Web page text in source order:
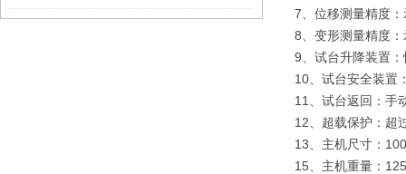
7、位移测量精度
8、变形测量精度
9、试台升降装置
10、试台安全装置
11、试台返回：手
12、超载保护：超
13、主机尺寸：
15、主机重量：